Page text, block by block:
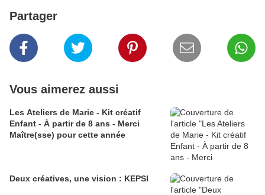
Partager
Vous aimerez aussi
Les Ateliers de Marie - Kit créatif
Enfant - À partir de 8 ans - Merci
Maître(sse) pour cette année
Deux créatives, une vision : KEPSI